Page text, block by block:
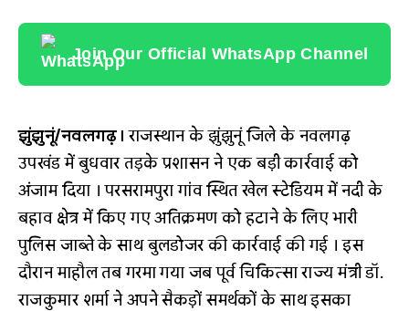
Join Our Official WhatsApp Channel
झुंझुनूं/नवलगढ़। राजस्थान के झुंझुनूं जिले के नवलगढ़
उपखंड में बुधवार तड़के प्रशासन ने एक बड़ी कार्रवाई को
अंजाम दिया । परसरामपुरा गांव स्थित खेल स्टेडियम में नदी के
बहाव क्षेत्र में किए गए अतिक्रमण को हटाने के लिए भारी
पुलिस जाब्ते के साथ बुलडोजर की कार्रवाई की गई । इस
दौरान माहौल तब गरमा गया जब पूर्व चिकित्सा राज्य मंत्री डॉ.
राजकुमार शर्मा ने अपने सैकड़ों समर्थकों के साथ इसका